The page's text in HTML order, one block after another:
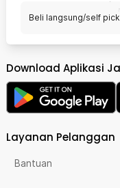
Beli langsung/self
Download Aplikasi
Layanan Pelanggan
Bantuan